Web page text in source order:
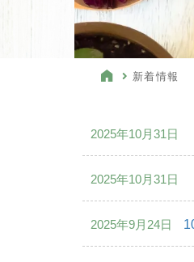
新着情報
2025年10月31日
2025年10月31日
2025年9月24日